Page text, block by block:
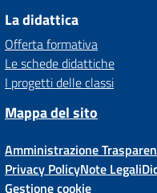
La didattica
Offerta formativa
Le schede didattiche
I progetti delle classi
Mappa del sito
Amministrazione
Privacy PolicyNote Legali
Gestione cookie